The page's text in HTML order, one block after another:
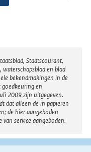
g
Staatscourant,
waterschapsblad en blad
bekendmakingen in de
en
2009 zijn uitgegeven.
dat alleen de in papieren
de hier aangeboden
service aangeboden.